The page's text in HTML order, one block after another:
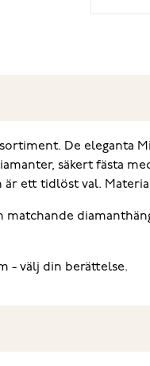
De eleganta
säkert fästa
är ett tidlöst val.
- välj din berättelse.